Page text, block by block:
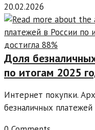
20.02.2026
Доля
по итогам 2025
Интернет покупки.
безналичных